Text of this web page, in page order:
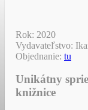
Rok: 2020
Vydavateľstvo:
Objednanie: tu
Unikátny
knižnice